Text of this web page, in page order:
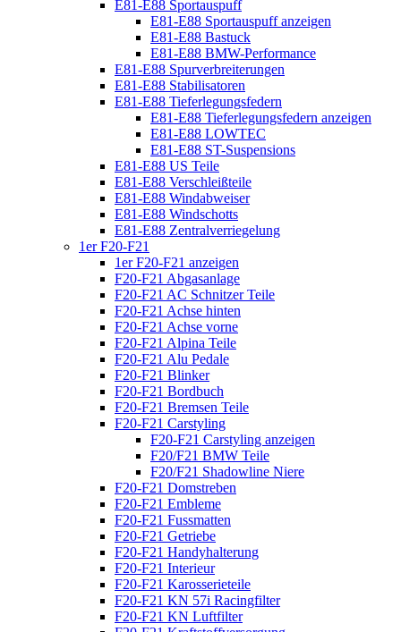
E81-E88 Sportauspuff
E81-E88 Sportauspuff anzeigen
E81-E88 Bastuck
E81-E88 BMW-Performance
E81-E88 Spurverbreiterungen
E81-E88 Stabilisatoren
E81-E88 Tieferlegungsfedern
E81-E88 Tieferlegungsfedern anzeigen
E81-E88 LOWTEC
E81-E88 ST-Suspensions
E81-E88 US Teile
E81-E88 Verschleißteile
E81-E88 Windabweiser
E81-E88 Windschotts
E81-E88 Zentralverriegelung
1er F20-F21
1er F20-F21 anzeigen
F20-F21 Abgasanlage
F20-F21 AC Schnitzer Teile
F20-F21 Achse hinten
F20-F21 Achse vorne
F20-F21 Alpina Teile
F20-F21 Alu Pedale
F20-F21 Blinker
F20-F21 Bordbuch
F20-F21 Bremsen Teile
F20-F21 Carstyling
F20-F21 Carstyling anzeigen
F20/F21 BMW Teile
F20/F21 Shadowline Niere
F20-F21 Domstreben
F20-F21 Embleme
F20-F21 Fussmatten
F20-F21 Getriebe
F20-F21 Handyhalterung
F20-F21 Interieur
F20-F21 Karosserieteile
F20-F21 KN 57i Racingfilter
F20-F21 KN Luftfilter